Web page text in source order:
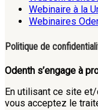
Webinaire à la
Webinaires
Politique de
Odenth s’engage à
En utilisant ce site
vous acceptez le